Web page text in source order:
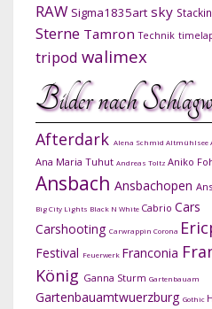
RAW Sigma1835art sky
Sterne Tamron Technik
tripod walimex
Bilder nach
Afterdark Alena Schmid Altmühlsee
Ana Maria Tuhut Andreas Toltz Aniko
Ansbach Ansbachopen
Big City Lights Black N White Cabrio Cars
Carshooting Carwrappin Corona
Festival Feuerwerk Franconia
König Ganna Sturm Gartenbauam
Gartenbauamtwuerzburg Gothic